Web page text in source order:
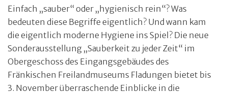
Einfach „sauber“ oder „hygienisch rein“? Was
bedeuten diese Begriffe eigentlich? Und wann kam
die eigentlich moderne Hygiene ins Spiel? Die neue
Sonderausstellung „Sauberkeit zu jeder Zeit“ im
Obergeschoss des Eingangsgebäudes des
Fränkischen Freilandmuseums Fladungen bietet bis
3. November überraschende Einblicke in die